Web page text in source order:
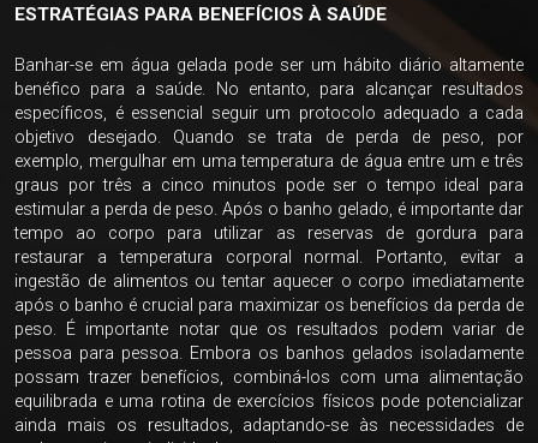
ESTRATÉGIAS PARA BENEFÍCIOS À SAÚDE
Banhar-se em água gelada pode ser um hábito diário altamente
benéfico para a saúde. No entanto, para alcançar resultados
específicos, é essencial seguir um protocolo adequado a cada
objetivo desejado. Quando se trata de perda de peso, por
exemplo, mergulhar em uma temperatura de água entre um e três
graus por três a cinco minutos pode ser o tempo ideal para
estimular a perda de peso. Após o banho gelado, é importante dar
tempo ao corpo para utilizar as reservas de gordura para
restaurar a temperatura corporal normal. Portanto, evitar a
ingestão de alimentos ou tentar aquecer o corpo imediatamente
após o banho é crucial para maximizar os benefícios da perda de
peso. É importante notar que os resultados podem variar de
pessoa para pessoa. Embora os banhos gelados isoladamente
possam trazer benefícios, combiná-los com uma alimentação
equilibrada e uma rotina de exercícios físicos pode potencializar
ainda mais os resultados, adaptando-se às necessidades de